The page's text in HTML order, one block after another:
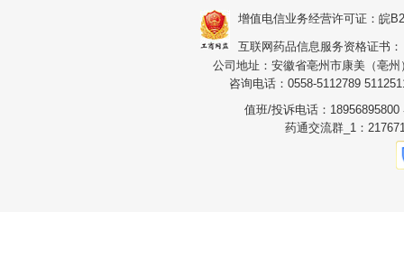
增值电信业务经营许可证：皖
互联网药品信息服务资格证书
公司地址：安徽省亳州市康美（亳
咨询电话：0558-5112789
值班/投诉电话：18956895800
药通交流群_1：